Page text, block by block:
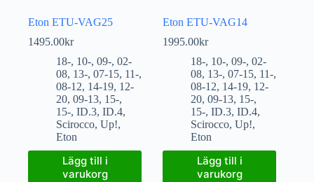
Eton ETU-VAG25
1495.00kr
18-, 10-, 09-, 02-
08, 13-, 07-15, 11-,
08-12, 14-19, 12-
20, 09-13, 15-,
15-, ID.3, ID.4,
Scirocco, Up!,
Eton
Lägg till i
varukorg
Eton ETU-VAG14
1995.00kr
18-, 10-,09-,02-
08, 13-,07-15, 11-,
08-12, 14-19, 12-
20,09-13, 15-,
15-,ID.3,ID.4,
Scirocco,Up!,
Eton
Lägg till i
varukorg